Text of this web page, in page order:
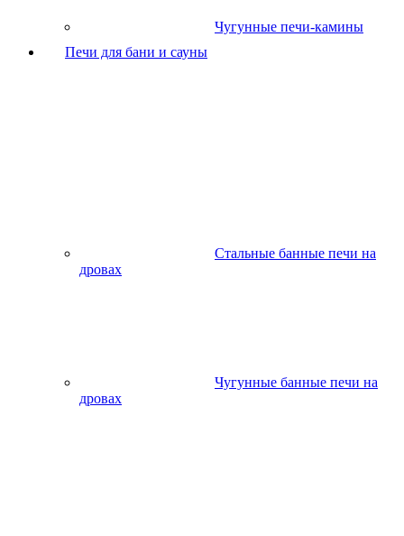
Чугунные печи-камины
Печи для бани и сауны
Стальные банные печи на
дровах
Чугунные банные печи на
дровах